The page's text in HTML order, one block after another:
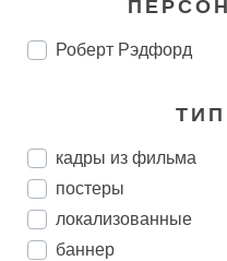
Роберт Рэдфорд
кадры из фильма
постеры
локализованные
баннер